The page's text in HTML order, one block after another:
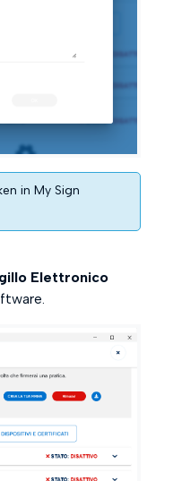
in My Sign
Elettronico